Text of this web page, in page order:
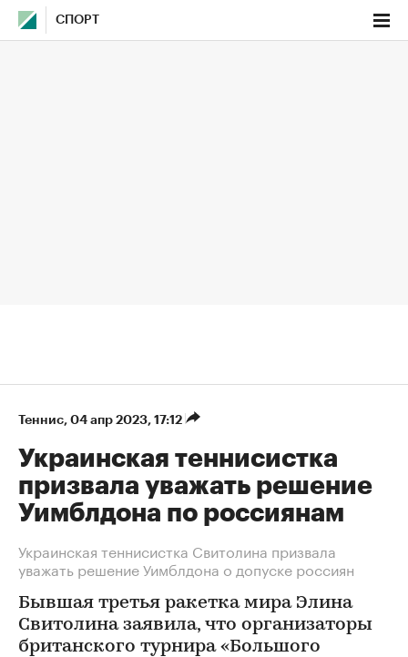
СПОРТ
Теннис⁠, 04 апр 2023, 17:12
Украинская теннисистка
призвала уважать решение
Уимблдона по россиянам
Украинская теннисистка Свитолина призвала
уважать решение Уимблдона о допуске россиян
Бывшая третья ракетка мира Элина
Свитолина заявила, что организаторы
британского турнира «Большого